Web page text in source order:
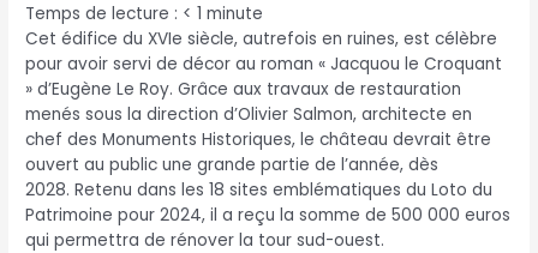
Temps de lecture : < 1 minute
Cet édifice du XVIe siècle, autrefois en ruines, est célèbre
pour avoir servi de décor au roman « Jacquou le Croquant
» d’Eugène Le Roy. Grâce aux travaux de restauration
menés sous la direction d’Olivier Salmon, architecte en
chef des Monuments Historiques, le château devrait être
ouvert au public une grande partie de l’année, dès
2028. Retenu dans les 18 sites emblématiques du Loto du
Patrimoine pour 2024, il a reçu la somme de 500 000 euros
qui permettra de rénover la tour sud-ouest.